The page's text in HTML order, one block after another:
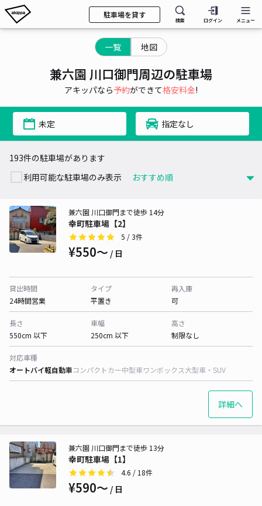
駐車場を貸す
検索 ログイン メニュー
一覧 地図
兼六園 川口御門周辺の駐車場
アキッパなら予約ができて格安料金!
未定 指定なし
193件の駐車場があります
利用可能な駐車場のみ表示
幸町駐車場【2】
兼六園 川口御門まで徒歩 14分
5 / 3件
¥550〜 / 日
貸出時間
24時間営業
タイプ
平置き
再入庫
可
長さ
550cm 以下
車幅
250cm 以下
高さ
制限なし
対応車種
オートバイ軽自動車コンパクトカー中型車ワンボックス大型車・SUV
詳細へ
幸町駐車場【1】
兼六園 川口御門まで徒歩 13分
4.6 / 18件
¥590〜 / 日